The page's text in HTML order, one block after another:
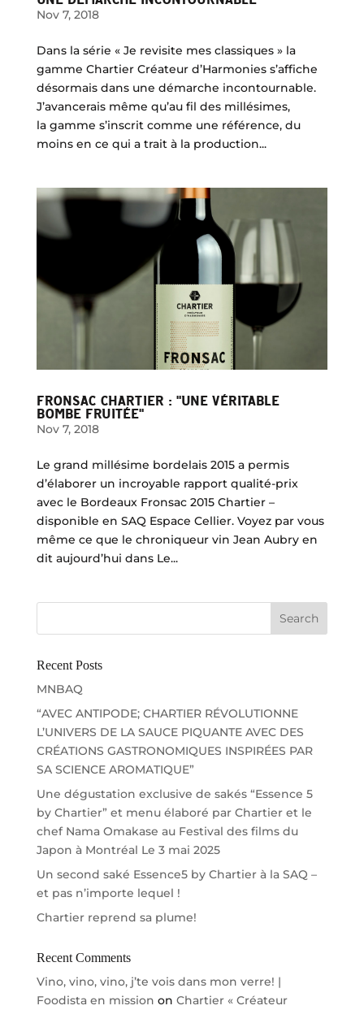
Nov 7, 2018
Dans la série « Je revisite mes classiques » la
gamme Chartier Créateur d’Harmonies s’affiche
désormais dans une démarche incontournable.
J’avancerais même qu’au fil des millésimes,
la gamme s’inscrit comme une référence, du
moins en ce qui a trait à la production...
FRONSAC CHARTIER : "UNE VÉRITABLE
BOMBE FRUITÉE"
Nov 7, 2018
Le grand millésime bordelais 2015 a permis
d’élaborer un incroyable rapport qualité-prix
avec le Bordeaux Fronsac 2015 Chartier –
disponible en SAQ Espace Cellier. Voyez par vous
même ce que le chroniqueur vin Jean Aubry en
dit aujourd’hui dans Le...
Recent Posts
MNBAQ
“AVEC ANTIPODE; CHARTIER RÉVOLUTIONNE
L’UNIVERS DE LA SAUCE PIQUANTE AVEC DES
CRÉATIONS GASTRONOMIQUES INSPIRÉES PAR
SA SCIENCE AROMATIQUE”
Une dégustation exclusive de sakés “Essence 5
by Chartier” et menu élaboré par Chartier et le
chef Nama Omakase au Festival des films du
Japon à Montréal Le 3 mai 2025
Un second saké Essence5 by Chartier à la SAQ –
et pas n’importe lequel !
Chartier reprend sa plume!
Recent Comments
Vino, vino, vino, j’te vois dans mon verre! |
Foodista en mission on Chartier « Créateur